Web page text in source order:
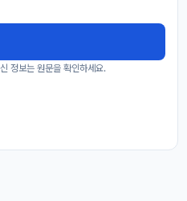
정보는 원문을 확인하세요.